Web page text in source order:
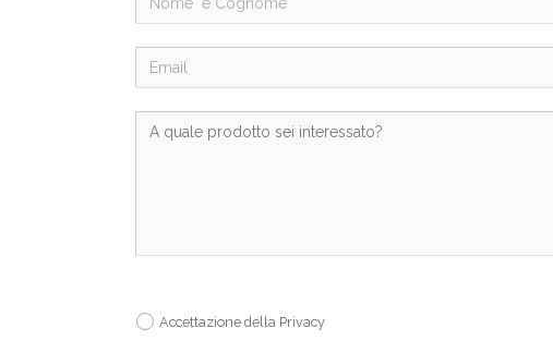
Accettazione della Privacy